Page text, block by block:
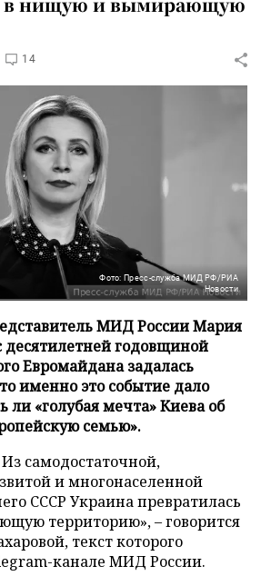
14
Фото: Пресс-служба МИД РФ/РИА
Новости
МИД России Мария
десятилетней годовщиной
Евромайдана задалась
именно это событие дало
ли «голубая мечта» Киева об
семью».
самодостаточной,
и многонаселенной
СССР Украина превратилась
территорию», – говорится
текст которого
канале МИД России.